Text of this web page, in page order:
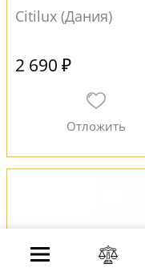
Citilux (Дания)
2 690 ₽